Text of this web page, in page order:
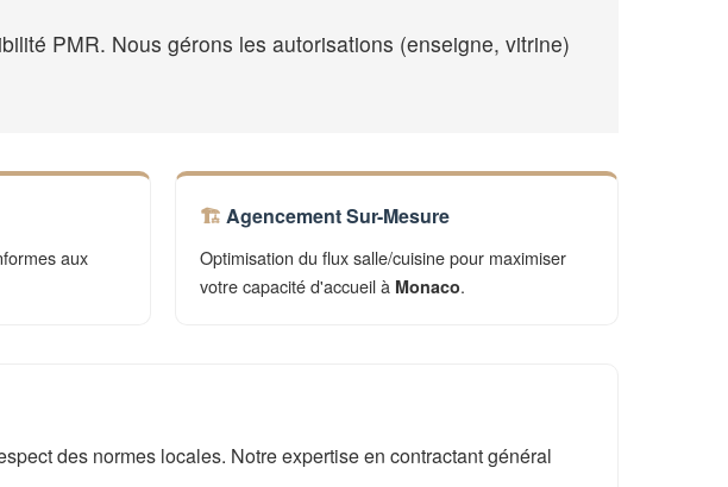
PMR. Nous gérons les autorisations (enseigne, vitrine)
aux
Agencement Sur-Mesure
Optimisation du flux salle/cuisine pour maximiser
votre capacité d'accueil à Monaco.
des normes locales. Notre expertise en contractant général